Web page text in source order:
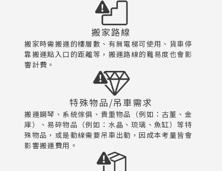
搬家路線
搬家時需搬運的樓層數、有無電梯可使用、貨車停
靠搬運點入口的距離等，搬運路線的難易度也會影
響計費。
特殊物品/吊車需求
搬運鋼琴、系統傢俱、貴重物品（例如：古董、金
庫）、易碎物品（例如：水晶、琉璃、魚缸）等特
殊物品，或是動線需要吊車出動，因成本考量皆會
影響搬運費用。